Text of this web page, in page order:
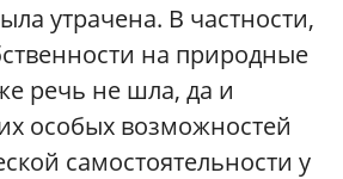
утрачена. В частности,
на природные
речь не шла, да и
особых возможностей
самостоятельности у